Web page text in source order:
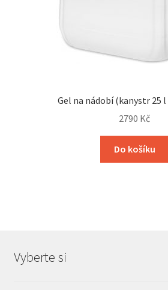
Gel na nádobí (kanystr 25 l
2790 Kč
Do košíku
Vyberte si